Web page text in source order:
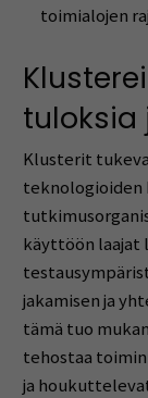
toimialojen
tuloksia
Klusterit
teknologioiden
käyttöön laajat
jakamisen ja
tämä tuo
tehostaa
ja